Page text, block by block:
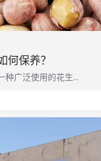
何保养？
种广泛使用的花生…